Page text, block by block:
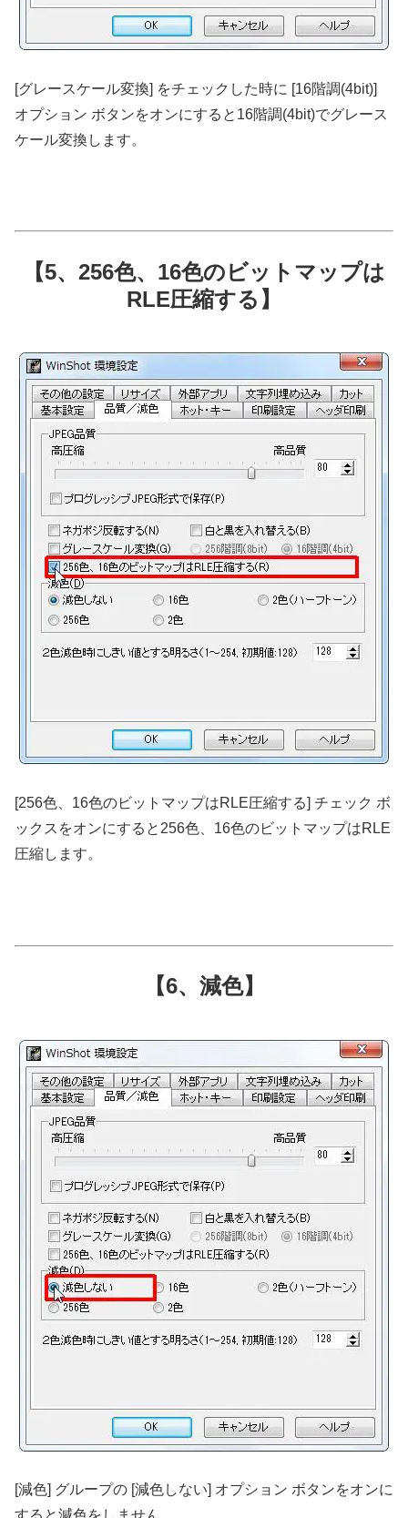
[グレースケール変換] をチェックした時に [16階調(4bit)]
オプション ボタンをオンにすると16階調(4bit)でグレース
ケール変換します。
【5、256色、16色のビットマップは
RLE圧縮する】
[256色、16色のビットマップはRLE圧縮する] チェック ボ
ックスをオンにすると256色、16色のビットマップはRLE
圧縮します。
【6、減色】
[減色] グループの [減色しない] オプション ボタンをオンに